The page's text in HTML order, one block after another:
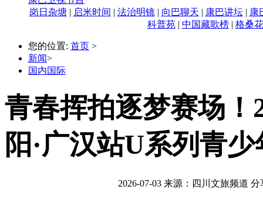
岗日杂塘| 启米时间 | 法治明镜| 向巴聊天 | 康巴讲坛| 康
科普苑| 中国藏歌榜| 格桑
您的位置: 首页 >
新闻>
国内国际
青春挥拍逐梦赛场！
阳·广汉站U系列青
2026-07-03 来源：四川文旅频道 分